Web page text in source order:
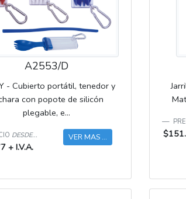
A2553/D
- Cubierto portátil, tenedor y
con popote de silicón
plegable, e...
DESDE...
+ I.V.A.
VER MAS ...